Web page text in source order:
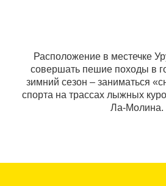
Расположение в местечке
совершать пешие походы в
зимний сезон ‒ заниматься
спорта на трассах лыжных
Ла-Молина.